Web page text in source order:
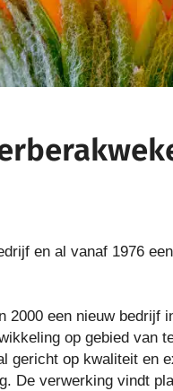
en al vanaf 1976
2000 een nieuw bedrijf
op gebied van
gericht op kwaliteit en
De verwerking vindt